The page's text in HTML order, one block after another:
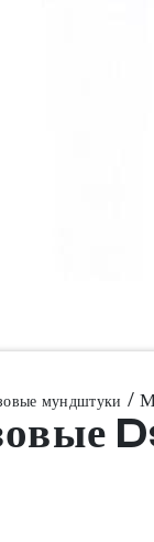
мундштуки /